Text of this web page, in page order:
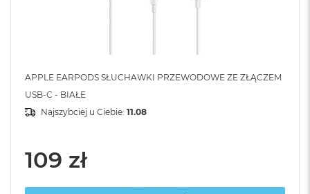
APPLE EARPODS SŁUCHAWKI PRZEWODOWE ZE ZŁĄCZEM
USB-C - BIAŁE
Najszybciej u Ciebie: 11.08
109 zł